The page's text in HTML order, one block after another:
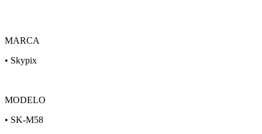
MARCA
• Skypix
MODELO
• SK-M58